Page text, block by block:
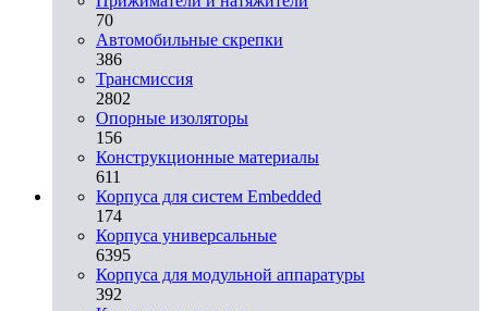
70
Автомобильные скрепки
386
Трансмиссия
2802
Опорные изоляторы
156
Конструкционные материалы
611
Корпуса для систем Embedded
174
Корпуса универсальные
6395
Корпуса для модульной аппаратуры
392